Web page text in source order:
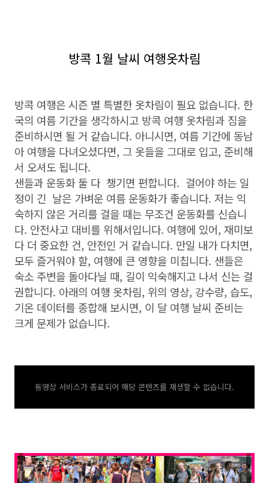
방콕 1월 날씨 여행옷차림
방콕 여행은 시즌 별 특별한 옷차림이 필요 없습니다. 한
국의 여름 기간을 생각하시고 방콕 여행 옷차림과 짐을
준비하시면 될 거 같습니다. 아니시면, 여름 기간에 동남
아 여행을 다녀오셨다면, 그 옷들을 그대로 입고, 준비해
서 오셔도 됩니다.
샌들과 운동화 둘 다 챙기면 편합니다. 걸어야 하는 일
정이 긴 날은 가벼운 여름 운동화가 좋습니다. 저는 익
숙하지 않은 거리를 걸을 때는 무조건 운동화를 신습니
다. 안전사고 대비를 위해서입니다. 여행에 있어, 재미보
다 더 중요한 건, 안전인 거 같습니다. 만일 내가 다치면,
모두 즐거워야 할, 여행에 큰 영향을 미칩니다. 샌들은
숙소 주변을 돌아다닐 때, 길이 익숙해지고 나서 신는 걸
권합니다. 아래의 여행 옷차림, 위의 영상, 강수량, 습도,
기온 데이터를 종합해 보시면, 이 달 여행 날씨 준비는
크게 문제가 없습니다.
동영상 서비스가 종료되어 해당 콘텐츠를 재생할 수 없습니다.